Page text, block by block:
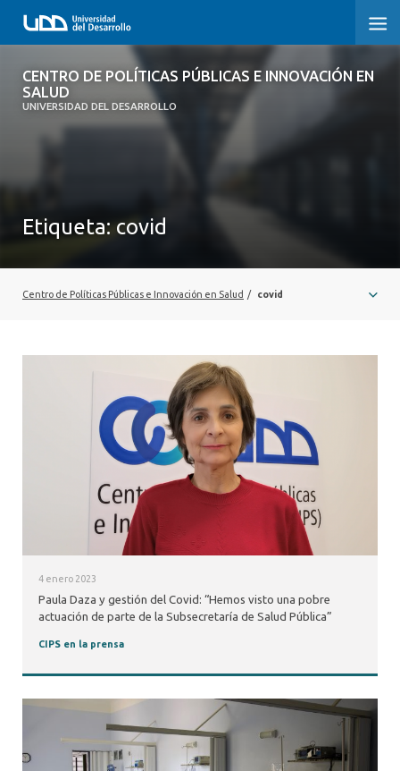
CENTRO DE POLÍTICAS PÚBLICAS E INNOVACIÓN EN
SALUD
UNIVERSIDAD DEL DESARROLLO
CENTRO DE POLÍTICAS PÚBLICAS E
INNOVACIÓN EN SALUD
QUIÉNES SOMOS
SEMINARIOS, CHARLAS U OTROS
Etiqueta:covid
Centro de Políticas Públicas e Innovación en Salud / covid
4 enero 2023
Paula Daza y gestión del Covid: “Hemos visto una pobre
actuación de parte de la Subsecretaría de Salud Pública”
CIPS en la prensa